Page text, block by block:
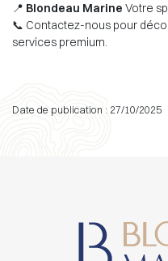
📍 Blondeau Marine Votre
📞 Contactez-nous pour
services premium.
Date de publication : 27/10/2025